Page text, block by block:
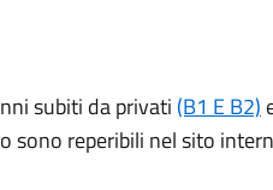
subiti da privati (B1 E B2)
sono reperibili nel sito